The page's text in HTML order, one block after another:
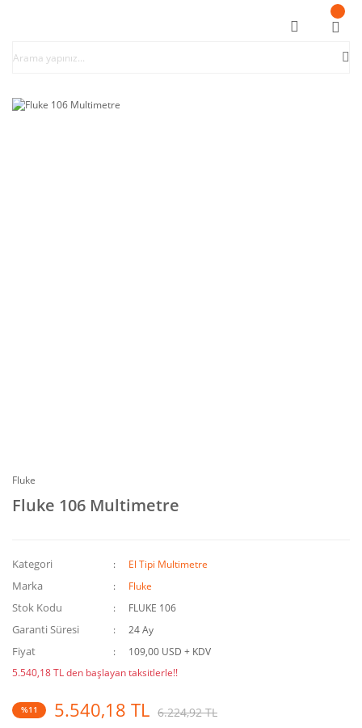
Fluke
Fluke 106 Multimetre
Kategori El Tipi Multimetre
Marka Fluke
Stok Kodu FLUKE 106
Garanti Süresi 24 Ay
Fiyat
109,00 USD + KDV
5.540,18 TL den başlayan taksitlerle!!
%11 5.540,18 TL 6.224,92 TL